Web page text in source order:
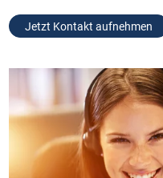
Jetzt Kontakt aufnehmen